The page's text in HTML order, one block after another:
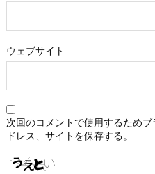
ウェブサイト
次回のコメントで使用するため
ドレス、サイトを保存する。